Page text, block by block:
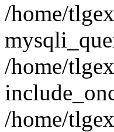
/home/
/home/
/home/